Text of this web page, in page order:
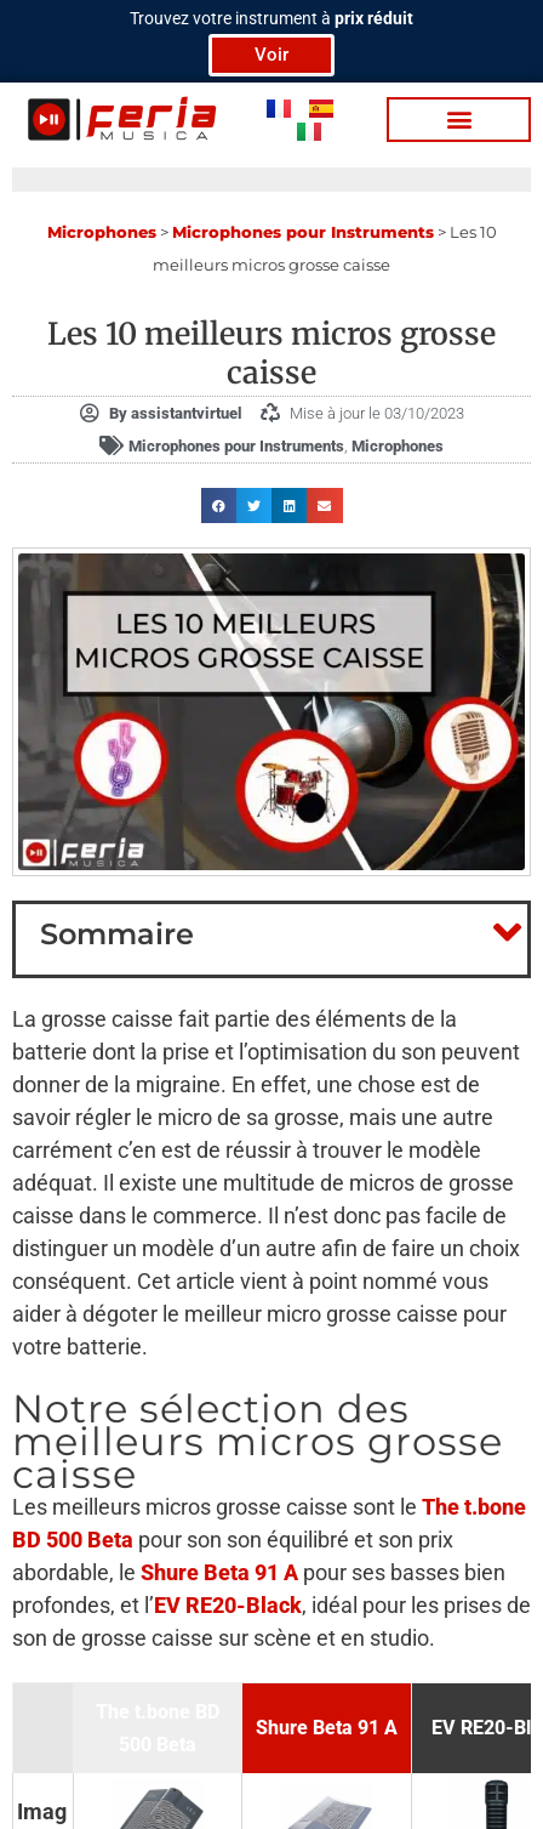
Trouvez votre instrument à prix réduit
Voir
Mi­cro­phones> Microphones pour Instruments> Les 10
meilleurs micros grosse caisse
Les 10 meilleurs micros grosse
caisse
Byassistantvirtuel
Mise à jour le 03/10/2023
Microphones pour Instruments Mi­cro­phones
Sommaire
La grosse caisse fait partie des éléments de la
batterie dont la prise et l’optimisation du son peuvent
donner de la migraine. En effet, une chose est de
savoir régler le micro de sa grosse, mais une autre
carrément c’en est de réussir à trouver le modèle
adéquat. Il existe une multitude de micros de grosse
caisse dans le commerce. Il n’est donc pas facile de
distinguer un modèle d’un autre afin de faire un choix
conséquent. Cet article vient à point nommé vous
aider à dégoter le meilleur micro grosse caisse pour
votre batterie.
Notre sélection des
meilleurs micros grosse
caisse
Les meilleurs micros grosse caisse sont le The t.bone
BD 500 Beta pour son son équilibré et son prix
abordable, le Shure Beta 91 A pour ses basses bien
profondes, et l’EV RE20-Black, idéal pour les prises de
son de grosse caisse sur scène et en studio.
Shure Beta 91 A EV RE20-
Imag